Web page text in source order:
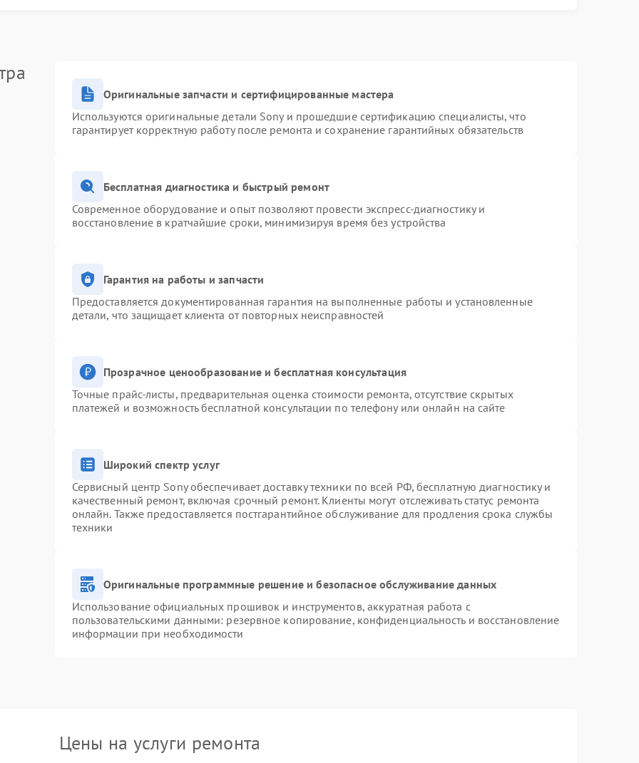
Оригинальные запчасти и сертифицированные мастера
Используются оригинальные детали Sony и прошедшие сертификацию специалисты, что
гарантирует корректную работу после ремонта и сохранение гарантийных обязательств
Бесплатная диагностика и быстрый ремонт
Современное оборудование и опыт позволяют провести экспресс-диагностику и
восстановление в кратчайшие сроки, минимизируя время без устройства
Гарантия на работы и запчасти
Предоставляется документированная гарантия на выполненные работы и установленные
детали, что защищает клиента от повторных неисправностей
Прозрачное ценообразование и бесплатная консультация
Точные прайс-листы, предварительная оценка стоимости ремонта, отсутствие скрытых
платежей и возможность бесплатной консультации по телефону или онлайн на сайте
Широкий спектр услуг
Сервисный центр Sony обеспечивает доставку техники по всей РФ, бесплатную диагностику и
качественный ремонт, включая срочный ремонт. Клиенты могут отслеживать статус ремонта
онлайн. Также предоставляется постгарантийное обслуживание для продления срока службы
техники
Оригинальные программные решение и безопасное обслуживание данных
Использование официальных прошивок и инструментов, аккуратная работа с
пользовательскими данными: резервное копирование, конфиденциальность и восстановление
информации при необходимости
Цены на услуги ремонта